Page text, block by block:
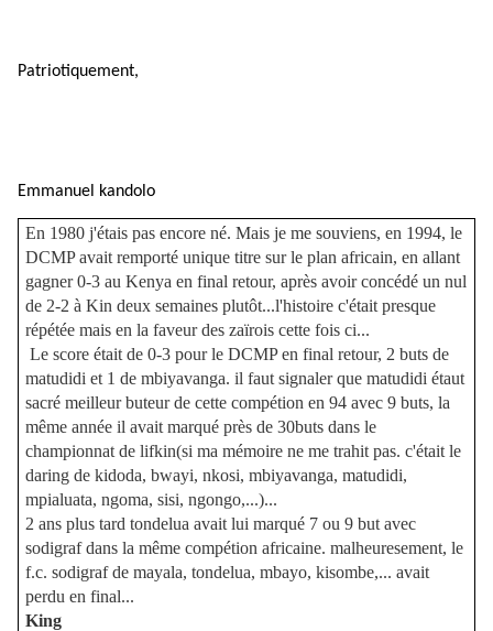
Patriotiquement,
Emmanuel kandolo
En 1980 j'étais pas encore né. Mais je me souviens, en 1994, le
DCMP avait remporté unique titre sur le plan africain, en allant
gagner 0-3 au Kenya en final retour, après avoir concédé un nul
de 2-2 à Kin deux semaines plutôt...l'histoire c'était presque
répétée mais en la faveur des zaïrois cette fois ci...
Le score était de 0-3 pour le DCMP en final retour, 2 buts de
matudidi et 1 de mbiyavanga. il faut signaler que matudidi étaut
sacré meilleur buteur de cette compétion en 94 avec 9 buts, la
même année il avait marqué près de 30buts dans le
championnat de lifkin(si ma mémoire ne me trahit pas. c'était le
daring de kidoda, bwayi, nkosi, mbiyavanga, matudidi,
mpialuata, ngoma, sisi, ngongo,...)...
2 ans plus tard tondelua avait lui marqué 7 ou 9 but avec
sodigraf dans la même compétion africaine. malheuresement, le
f.c. sodigraf de mayala, tondelua, mbayo, kisombe,... avait
perdu en final...
King